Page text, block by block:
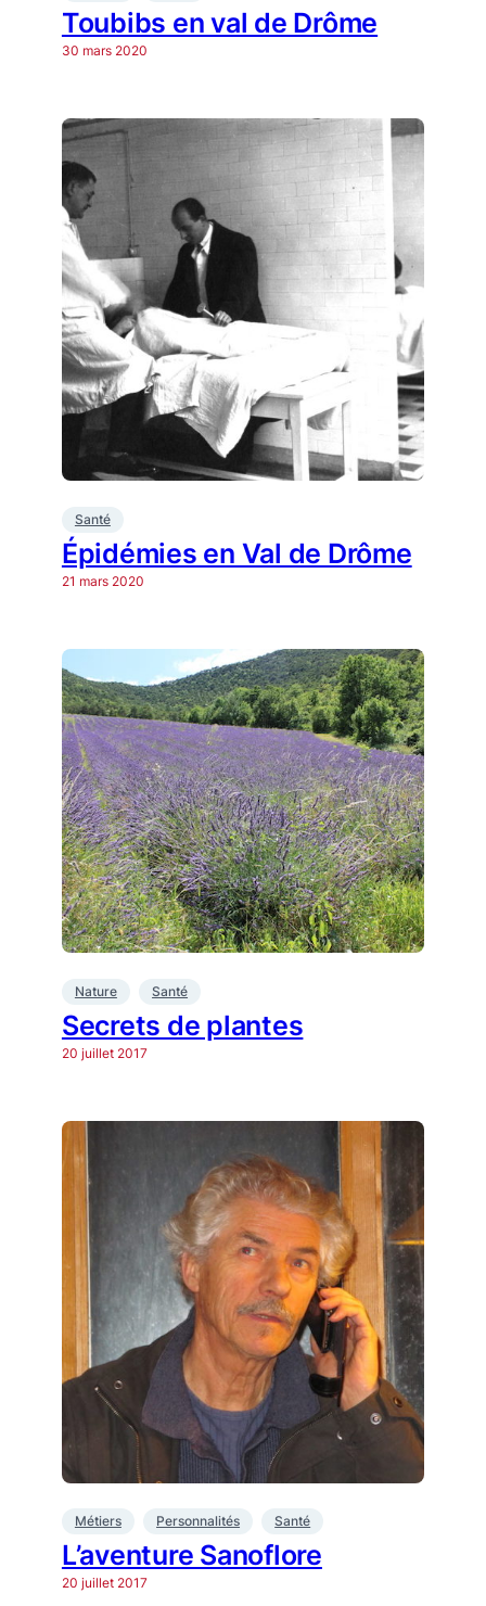
Toubibs en val de Drôme
30 mars 2020
Santé
Épidémies en Val de Drôme
21 mars 2020
Nature Santé
Secrets de plantes
20 juillet 2017
Métiers Personnalités Santé
L’aventure Sanoflore
20 juillet 2017